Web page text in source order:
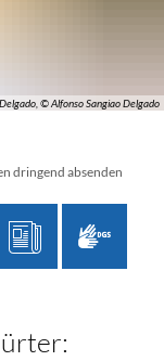
© Alfonso Sangiao Delgado
dringend absenden